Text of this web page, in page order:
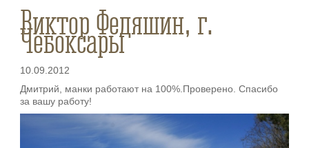
Виктор Федяшин, г.
Чебоксары
10.09.2012
Дмитрий, манки работают на 100%.Проверено. Спасибо
за вашу работу!